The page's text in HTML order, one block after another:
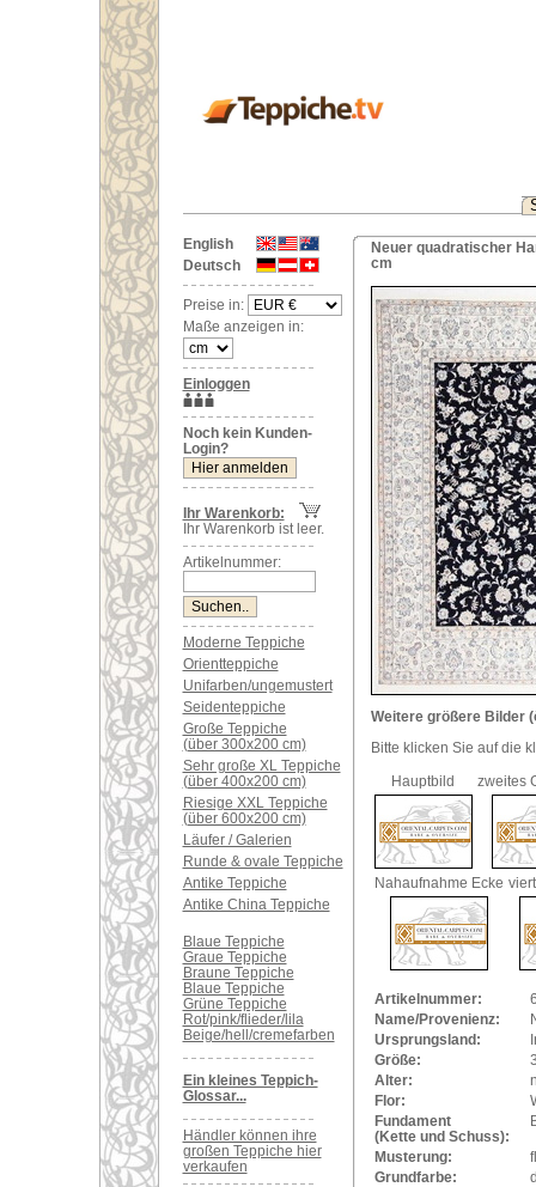
English
Deutsch
Preise in:
Maße anzeigen in:
Einloggen
Noch kein Kunden-
Login?
Ihr Warenkorb:
Ihr Warenkorb ist leer.
Artikelnummer:
Moderne Teppiche
Orientteppiche
Unifarben/ungemustert
Seidenteppiche
Große Teppiche
(über 300x200 cm)
Sehr große XL Teppiche
(über 400x200 cm)
Riesige XXL Teppiche
(über 600x200 cm)
Läufer / Galerien
Runde & ovale Teppiche
Antike Teppiche
Antike China Teppiche
Blaue Teppiche
Graue Teppiche
Braune Teppiche
Blaue Teppiche
Grüne Teppiche
Rot/pink/flieder/lila
Beige/hell/cremefarben
Ein kleines Teppich-
Glossar...
Händler können ihre
großen Teppiche hier
verkaufen
Neuer quadratischer
cm
Weitere größere Bilder
Bitte klicken Sie auf die
Hauptbild
zweites
Nahaufnahme Ecke
Artikelnummer:
Name/Provenienz:
Ursprungsland:
Größe:
Alter:
Flor:
Fundament
(Kette und Schuss):
Musterung:
Grundfarbe: